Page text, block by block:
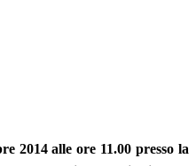
2014 alle ore 11.00 presso la